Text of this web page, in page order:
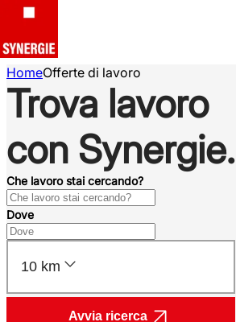
HomeOfferte di lavoro
Trova lavoro
con Synergie.
Che lavoro stai cercando?
Dove
10 km
Avvia ricerca